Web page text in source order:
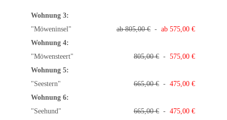
Wohnung 3:
"Möweninsel"
ab 805,00 €- ab 575,00 €
Wohnung 4:
"Möwensteert"
805,00 €- 575,00 €
Wohnung 5:
"Seestern"
665,00 €- 475,00 €
Wohnung 6:
"Seehund"
665,00 €- 475,00 €